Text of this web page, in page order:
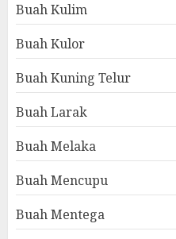
Buah Kulim
Buah Kulor
Buah Kuning Telur
Buah Larak
Buah Melaka
Buah Mencupu
Buah Mentega